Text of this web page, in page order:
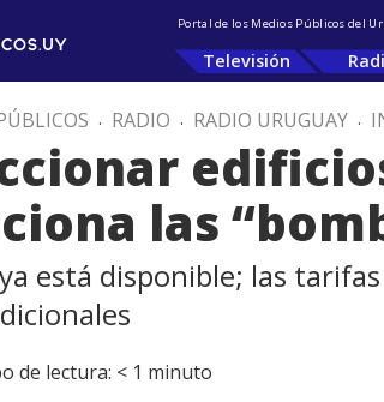
Portal de los Medios Públicos del
Televisión
. RADIO . RADIO URUGUAY .
las
está disponible; las
de lectura: < 1 minuto